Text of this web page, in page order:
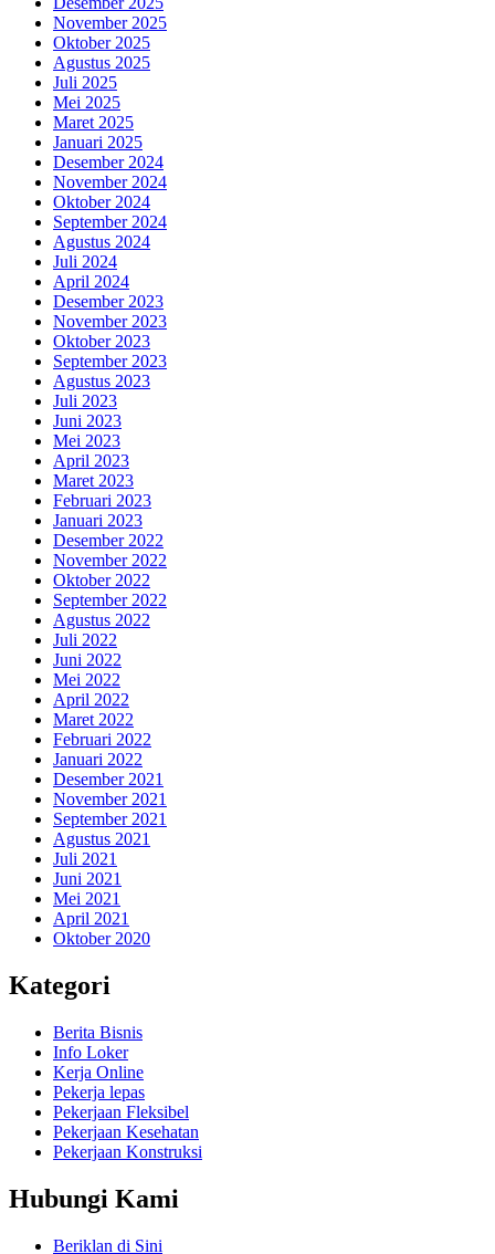
November 2025
Oktober 2025
Agustus 2025
Juli 2025
Mei 2025
Maret 2025
Januari 2025
Desember 2024
November 2024
Oktober 2024
September 2024
Agustus 2024
Juli 2024
April 2024
Desember 2023
November 2023
Oktober 2023
September 2023
Agustus 2023
Juli 2023
Juni 2023
Mei 2023
April 2023
Maret 2023
Februari 2023
Januari 2023
Desember 2022
November 2022
Oktober 2022
September 2022
Agustus 2022
Juli 2022
Juni 2022
Mei 2022
April 2022
Maret 2022
Februari 2022
Januari 2022
Desember 2021
November 2021
September 2021
Agustus 2021
Juli 2021
Juni 2021
Mei 2021
April 2021
Oktober 2020
Kategori
Berita Bisnis
Info Loker
Kerja Online
Pekerja lepas
Pekerjaan Fleksibel
Pekerjaan Kesehatan
Pekerjaan Konstruksi
Hubungi Kami
Beriklan di Sini